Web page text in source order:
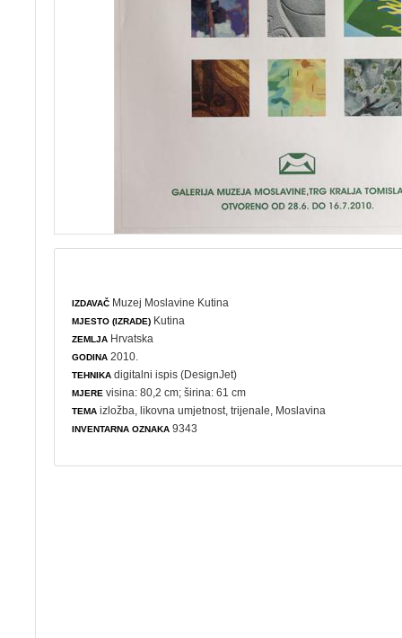
IZDAVAČ Muzej Moslavine Kutina
MJESTO (IZRADE) Kutina
ZEMLJA Hrvatska
GODINA 2010.
TEHNIKA digitalni ispis (DesignJet)
MJERE visina: 80,2 cm; širina: 61 cm
TEMA izložba ,likovna umjetnost ,trijenale , Moslavina
INVENTARNA OZNAKA 9343